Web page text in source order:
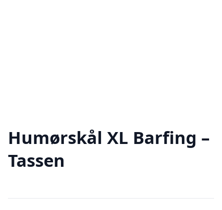
Humørskål XL Barfing –
Tassen